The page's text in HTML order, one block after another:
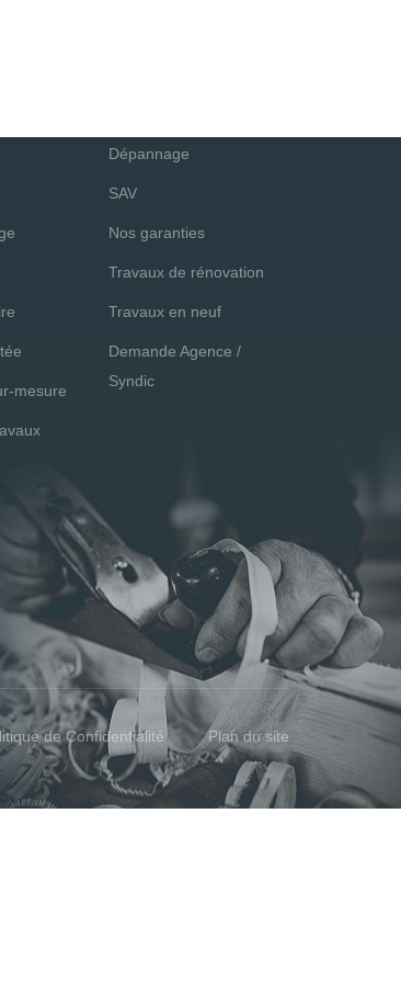
mesure
Dépannage
SAV
Nos garanties
Travaux de rénovation
Travaux en neuf
Demande Agence /
Syndic
de Confidentialité Plan du site